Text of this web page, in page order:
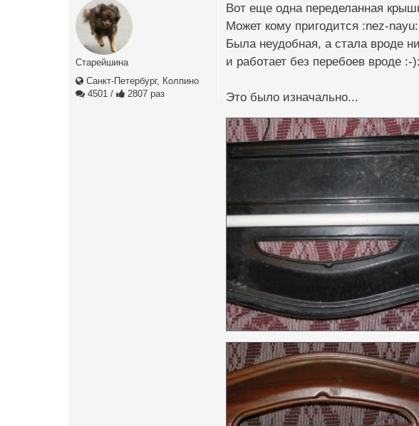
Старейшина
Санкт-Петербург, Колпино
4501 / 2807 раз
Вот еще одна переделанная
Может кому пригодится :nez-nayu:
Была неудобная, а стала вроде
и работает без перебоев вроде :-):
Это было изначально...